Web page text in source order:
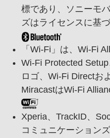
標であり、
ソニーモ
ズはライセンスに基
「Wi-Fi」は、 Wi-Fi
Wi-Fi Protected Setup
ロゴ、 Wi-Fi Directお
MiracastはWi-Fi
Xperia、 TrackID、
コミュニケーション